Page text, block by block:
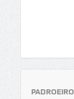
PADROEIRO